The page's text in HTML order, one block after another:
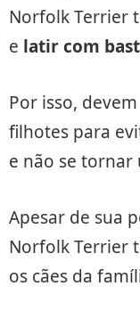
Norfolk Terrier
e latir com
Por isso,
filhotes para
e não se
Apesar de sua
Norfolk Terrier
os cães da